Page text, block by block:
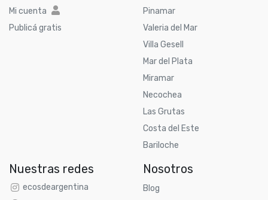
Mi cuenta
Publicá gratis
Pinamar
Valeria del Mar
Villa Gesell
Mar del Plata
Miramar
Necochea
Las Grutas
Costa del Este
Bariloche
Nuestras redes
ecosdeargentina
Nosotros
Blog